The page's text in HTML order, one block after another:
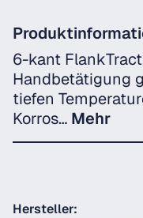
6-kant
Handbetätigung
tiefen
Korros… Mehr
Hersteller: